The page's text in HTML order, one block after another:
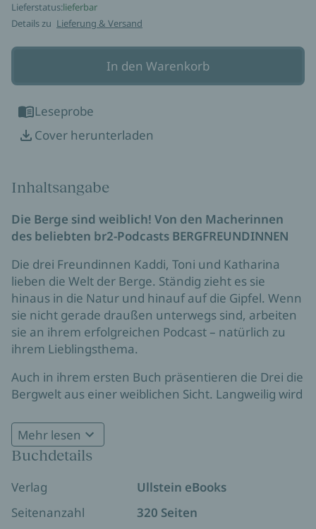
Lieferstatus:lieferbar
Details zu Lieferung & Versand
In den Warenkorb
Leseprobe
Cover herunterladen
Inhaltsangabe
Die Berge sind weiblich! Von den Macherinnen
des beliebten br2-Podcasts BERGFREUNDINNEN
Die drei Freundinnen Kaddi, Toni und Katharina
lieben die Welt der Berge. Ständig zieht es sie
hinaus in die Natur und hinauf auf die Gipfel. Wenn
sie nicht gerade draußen unterwegs sind, arbeiten
sie an ihrem erfolgreichen Podcast – natürlich zu
ihrem Lieblingsthema.
Auch in ihrem ersten Buch präsentieren die Drei die
Bergwelt aus einer weiblichen Sicht. Langweilig wird
nicht nur vom höchsten Gipfelglück, sondern
trauen sich auch, in die tiefen Täler des alpinen
Lebens zu blicken - jede aus ihrem ganz eigenen
Blickwinkel. Kaddi, die den Nervenkitzel liebt und
am liebsten mit ihrem Mountainbike durchs Gebirge
saust, Toni, die sich vor allem auf die Aussicht freut
Mehr lesen
Buchdetails
Verlag
Ullstein eBooks
Seitenanzahl
320 Seiten